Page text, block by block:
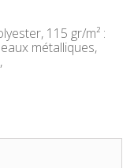
115 gr/m² :
métalliques,